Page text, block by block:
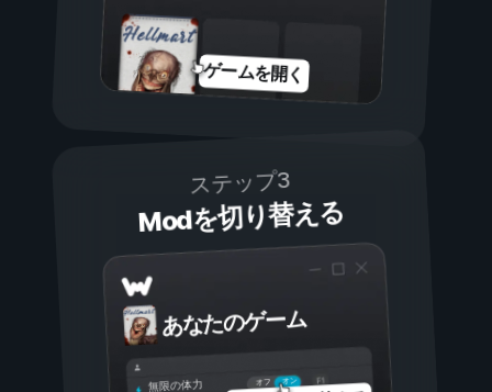
ゲームを開く
ステップ3
Modを切り替える
あなたのゲーム
オン
オフ
無限の体力